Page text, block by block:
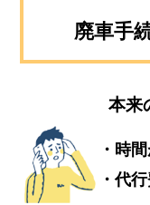
廃車手
本来
時
代行